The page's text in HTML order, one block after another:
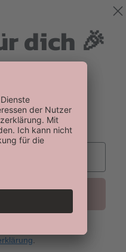
dich 🎉
erste Bestellung
Abmeldung ist
du